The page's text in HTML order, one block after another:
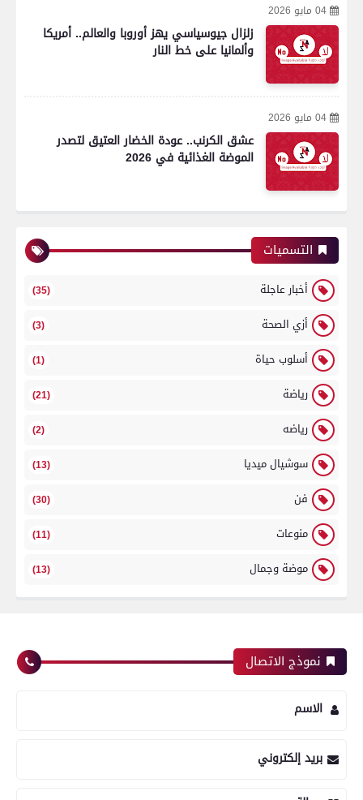
04 مايو 2026
زلزال جيوسياسي يهز أوروبا والعالم.. أمريكا
وألمانيا على خط النار
04 مايو 2026
عشق الكرنب.. عودة الخضار العتيق لتصدر
الموضة الغذائية في 2026
التسميات
أخبار عاجلة (35)
أزي الصحة (3)
أسلوب حياة (1)
رياضة (21)
رياضه (2)
سوشيال ميديا (13)
فن (30)
منوعات (11)
موضة وجمال (13)
نموذج الاتصال
الاسم
بريد إلكتروني